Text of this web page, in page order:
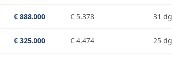
€ 888.000 € 5.378 31 dg
€ 325.000 € 4.474 25 dg